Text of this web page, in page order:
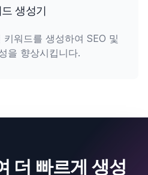
생성기
워드를 생성하여 SEO 및
을 향상시킵니다.
더 빠르게 생성